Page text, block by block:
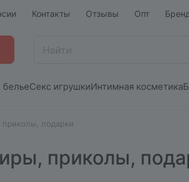
Контакты Отзывы Опт
бельеСекс игрушкиИнтимная косметика
приколы, подарки
приколы,